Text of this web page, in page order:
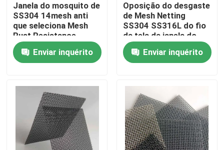
Contacte-nos
Peça umas citações
Malha de aço inoxidável da segurança
Malha de aço inoxidável da janela
Janela do mosquito de
SS304 14mesh anti
que seleciona Mesh
Rust Resistance
Enviar inquérito
Oposição do desgaste
de Mesh Netting
SS304 SS316L do fio
da tela da janela do
mosquito da
segurançaEnviar inquérito